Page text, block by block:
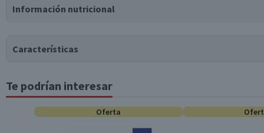
Puede contener
Información nutricional
Tabla nutricional
Energía (kCal)
Proteínas (g)
Características
Tipo de Producto
Te podrían interesar
Oferta